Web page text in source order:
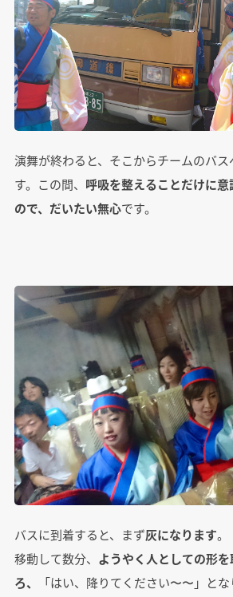
演舞が終わると、そこからチームのバ
す。この間、 呼吸を整えることだけに
ので、だいたい無心です。
バスに到着すると、まず灰になります。
移動して数分、 ようやく人としての形
ろ、
「はい、降りてください〜〜」と